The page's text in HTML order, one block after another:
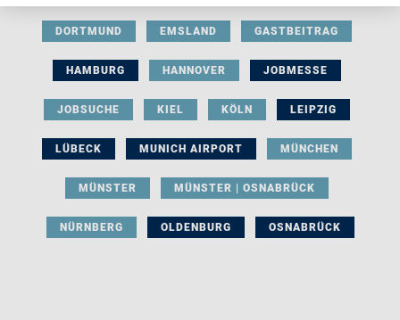
DORTMUND EMSLAND GASTBEITRAG
HAMBURG HANNOVER JOBMESSE
JOBSUCHE KIEL KÖLN LEIPZIG
LÜBECK MUNICH AIRPORT MÜNCHEN
MÜNSTER MÜNSTER | OSNABRÜCK
NÜRNBERG OLDENBURG OSNABRÜCK